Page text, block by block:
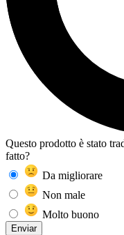
Questo prodotto è stato
fatto?
Da migliorare
Non male
Molto buono
Enviar